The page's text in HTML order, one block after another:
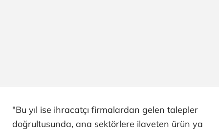
"Bu yıl ise ihracatçı firmalardan gelen talepler
doğrultusunda, ana sektörlere ilaveten ürün ya